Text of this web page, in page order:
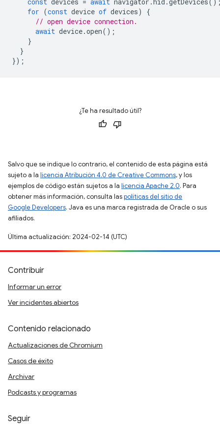
for (const device of devices)
{
// open device connection.
await device.open();
}
}
});
¿Te ha resultado útil?
Salvo que se indique lo contrario, el contenido de esta página está
sujeto a la licencia Atribución 4.0 de Creative Commons, y los
ejemplos de código están sujetos a la licencia Apache 2.0. Para
obtener más información, consulta laspolíticas del sitio de
Google Developers. Java es una marca registrada de Oracle o sus
afiliados.
Última actualización: 2024-02-14 (UTC)
Contribuir
Informar un error
Ver incidentes abiertos
Contenido relacionado
Actualizaciones de Chromium
Casos de éxito
Archivar
Podcasts y programas
Seguir